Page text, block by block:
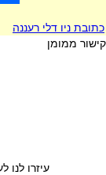
כתובת ניו דלי רעננה
קישור ממומן
עיזרו לנו